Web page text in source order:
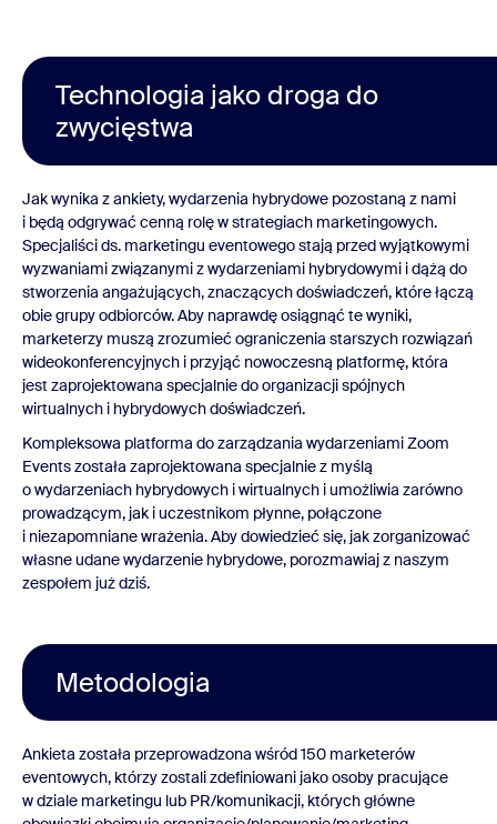
Technologia jako droga do
zwycięstwa
Jak wynika z ankiety, wydarzenia hybrydowe pozostaną z nami
i będą odgrywać cenną rolę w strategiach marketingowych.
Specjaliści ds. marketingu eventowego stają przed wyjątkowymi
wyzwaniami związanymi z wydarzeniami hybrydowymi i dążą do
stworzenia angażujących, znaczących doświadczeń, które łączą
obie grupy odbiorców. Aby naprawdę osiągnąć te wyniki,
marketerzy muszą zrozumieć ograniczenia starszych rozwiązań
wideokonferencyjnych i przyjąć nowoczesną platformę, która
jest zaprojektowana specjalnie do organizacji spójnych
wirtualnych i hybrydowych doświadczeń.
Kompleksowa platforma do zarządzania wydarzeniami Zoom
Events została zaprojektowana specjalnie z myślą
o wydarzeniach hybrydowych i wirtualnych i umożliwia zarówno
prowadzącym, jak i uczestnikom płynne, połączone
i niezapomniane wrażenia. Aby dowiedzieć się, jak zorganizować
własne udane wydarzenie hybrydowe, porozmawiaj z naszym
zespołem już dziś.
Metodologia
Ankieta została przeprowadzona wśród 150 marketerów
eventowych, którzy zostali zdefiniowani jako osoby pracujące
w dziale marketingu lub PR/komunikacji, których główne